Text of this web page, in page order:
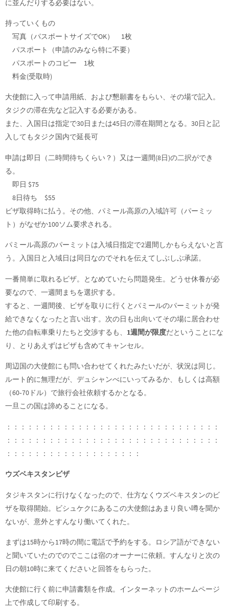
に並んだりする必要はない。
持っていくもの
写真（パスポートサイズでOK） 1枚
パスポート（申請のみなら特に不要）
パスポートのコピー 1枚
料金(受取時)
大使館に入って申請用紙、および懇願書をもらい、その場で記入。
タジクの滞在先など記入する必要がある。
また、入国日は指定で30日または45日の滞在期間となる。30日と記
入してもタジク国内で延長可
申請は即日（二時間待ちくらい？）又は一週間(8日)の二択ができ
る。
即日 $75
8日待ち $55
ビザ取得時に払う。その他、パミール高原の入域許可（パーミッ
ト）がなぜか100ソム要求される。
パミール高原のパーミットは入域日指定で2週間しかもらえないと言
う。入国日と入域日は同日なのでそれを伝えてしぶしぶ承諾。
一番簡単に取れるビザ。となめていたら問題発生。どうせ休養が必
要なので、一週間まちを選択する。
すると、一週間後、ビザを取りに行くとパミールのパーミットが発
給できなくなったと言い出す。次の日も出向いてその場に居合わせ
た他の自転車乗りたちと交渉するも、 1週間が限度だということにな
り、とりあえずはビザも含めてキャンセル。
周辺国の大使館にも問い合わせてくれたみたいだが、状況は同じ。
ルート的に無理だが、デュシャンべにいってみるか、もしくは高額
（60‐70ドル）で旅行会社依頼するかとなる。
一旦この国は諦めることになる。
：：：：：：：：：：：：：：：：：：：：：：：：：：：：：：
：：：：：：：：：：：：：：：：：：：：：：：：：：：：：：
：：：：：：：：：：：：：：：：：：：
ウズベキスタンビザ
タジキスタンに行けなくなったので、仕方なくウズベキスタンのビ
ザを取得開始。ビシュケクにあるこの大使館はあまり良い噂を聞か
ないが、意外とすんなり働いてくれた。
まずは15時から17時の間に電話で予約をする。ロシア語ができない
と聞いていたのでのでここは宿のオーナーに依頼。すんなりと次の
日の朝10時に来てくださいと回答をもらった。
大使館に行く前に申請書類を作成。インターネットのホームページ
上で作成して印刷する。